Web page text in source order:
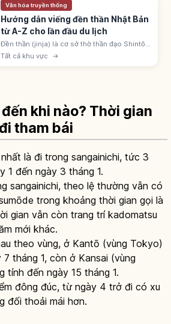
Văn hóa truyền thống
Hướng dẫn viếng đền thần Nhật Bản
từ A-Z cho lần đầu du lịch
Đền thần (jinja) là cơ sở thờ thần đạo Shintō
Nhật, khoảng 80.000 ngôi. Nhận biết qua
cổng torii; quy trình: torii, temizuya, ni-rei ni-
Tất cả khu vực →
khi nào? Thời gian
tham bái
là đi trong sangainichi, tức 3
1 đến ngày 3 tháng 1.
sangainichi, theo lệ thường vẫn có
trong khoảng thời gian gọi là
gian vẫn còn trang trí kadomatsu
mới khác.
theo vùng, ở Kantō (vùng Tokyo)
tháng 1, còn ở Kansai (vùng
tính đến ngày 15 tháng 1.
đông đúc, từ ngày 4 trở đi có xu
đối thoải mái hơn.